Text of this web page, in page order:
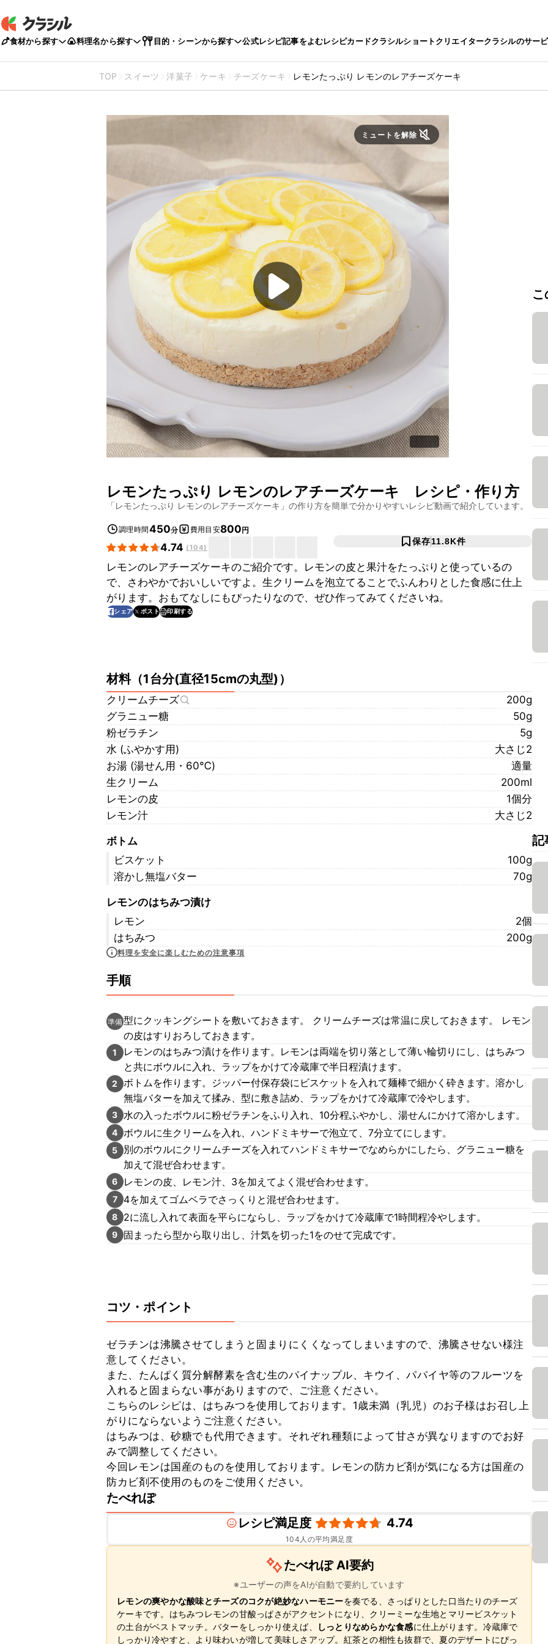
食材から探す 料理名から探す 目的・シーンから探す 公式レシピ記事をよむレシピカードクラシルショートクリエイタークラシルのサー
TOP スイーツ 洋菓子 ケーキ チーズケーキ レモンたっぷり レモンのレアチーズケーキ
ミュートを解除
レモンたっぷり レモンのレアチーズケーキ レシピ・作り方
「レモンたっぷり レモンのレアチーズケーキ 」の作り方を簡単で分かりやすいレシピ動画で紹介しています。
調理時間450分 費用目安800円
4.74 (104)
保存11.8K件
レモンのレアチーズケーキのご紹介です。レモンの皮と果汁をたっぷりと使っているの
で、さわやかでおいしいですよ。生クリームを泡立てることでふんわりとした食感に仕上
がります。おもてなしにもぴったりなので、ぜひ作ってみてくださいね。
シェア ポスト 印刷する
材料（1台分(直径15cmの丸型) ）
クリームチーズ
200g
グラニュー糖
50g
粉ゼラチン
5g
水 (ふやかす用)
大さじ2
お湯 (湯せん用・60℃)
適量
生クリーム
200ml
レモンの皮
1個分
レモン汁
大さじ2
ボトム
ビスケット
100g
溶かし無塩バター
70g
レモンのはちみつ漬け
レモン
2個
はちみつ
200g
料理を安全に楽しむための注意事項
手順
準備型にクッキングシートを敷いておきます。 クリームチーズは常温に戻しておきます。 レモン
の皮はすりおろしておきます。
1
レモンのはちみつ漬けを作ります。レモンは両端を切り落として薄い輪切りにし、はちみつ
と共にボウルに入れ、ラップをかけて冷蔵庫で半日程漬けます。
2
ボトムを作ります。ジッパー付保存袋にビスケットを入れて麺棒で細かく砕きます。溶かし
無塩バターを加えて揉み、型に敷き詰め、ラップをかけて冷蔵庫で冷やします。
3 水の入ったボウルに粉ゼラチンをふり入れ、10分程ふやかし、湯せんにかけて溶かします。
4 ボウルに生クリームを入れ、ハンドミキサーで泡立て、7分立てにします。
5
別のボウルにクリームチーズを入れてハンドミキサーでなめらかにしたら、グラニュー糖を
加えて混ぜ合わせます。
6 レモンの皮、レモン汁、3を加えてよく混ぜ合わせます。
7 4を加えてゴムベラでさっくりと混ぜ合わせます。
8 2に流し入れて表面を平らにならし、ラップをかけて冷蔵庫で1時間程冷やします。
9 固まったら型から取り出し、汁気を切った1をのせて完成です。
コツ・ポイント
ゼラチンは沸騰させてしまうと固まりにくくなってしまいますので、沸騰させない様注
意してください。
また、たんぱく質分解酵素を含む生のパイナップル、キウイ、パパイヤ等のフルーツを
入れると固まらない事がありますので、ご注意ください。
こちらのレシピは、はちみつを使用しております。1歳未満（乳児）のお子様はお召し上
がりにならないようご注意ください。
はちみつは、砂糖でも代用できます。それぞれ種類によって甘さが異なりますのでお好
みで調整してください。
今回レモンは国産のものを使用しております。レモンの防カビ剤が気になる方は国産の
防カビ剤不使用のものをご使用ください。
たべれぽ
レシピ満足度
4.74
104 人の平均満足度
たべれぽ AI要約
※ユーザーの声をAIが自動で要約しています
レモンの爽やかな酸味とチーズのコクが絶妙なハーモニーを奏でる、さっぱりとした口当たりのチーズ
ケーキです。はちみつレモンの甘酸っぱさがアクセントになり、クリーミーな生地とマリービスケット
の土台がベストマッチ。バターをしっかり使えば、
しっとりなめらかな食感に仕上がります。冷蔵庫で
しっかり冷やすと、より味わいが増して美味しさアップ。紅茶との相性も抜群で、夏のデザートにぴっ
記